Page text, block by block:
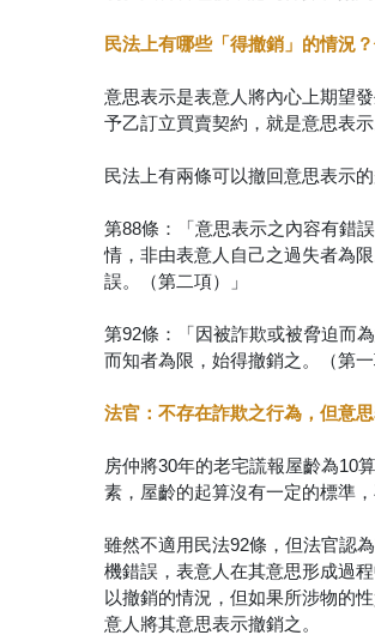
民法上有哪些「得撤銷」的情況
意思表示是表意人將內心上期望
予乙訂立買賣契約，就是意思表示
民法上有兩條可以撤回意思表示
第88條：「意思表示之內容有錯
情，非由表意人自己之過失者為
誤。（第二項）」
第92條：「因被詐欺或被脅迫而
而知者為限，始得撤銷之。（第
法官：不存在詐欺之行為，但意
房仲將30年的老宅謊報屋齡為10
素，屋齡的起算沒有一定的標準
雖然不適用民法92條，但法官認
機錯誤，表意人在其意思形成過
以撤銷的情況，但如果所涉物的
意人將其意思表示撤銷之。